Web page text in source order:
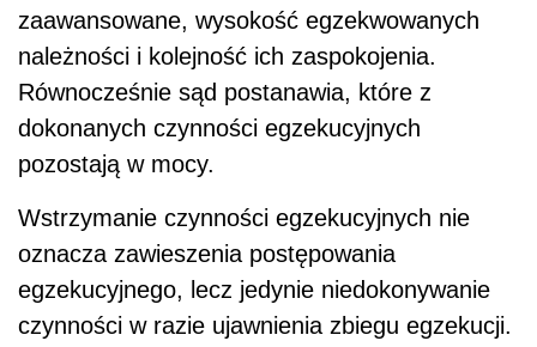
zaawansowane, wysokość egzekwowanych
należności i kolejność ich zaspokojenia.
Równocześnie sąd postanawia, które z
dokonanych czynności egzekucyjnych
pozostają w mocy.
Wstrzymanie czynności egzekucyjnych nie
oznacza zawieszenia postępowania
egzekucyjnego, lecz jedynie niedokonywanie
czynności w razie ujawnienia zbiegu egzekucji.